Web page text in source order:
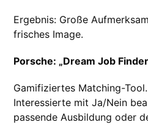
Ergebnis: Große
frisches Image.
Porsche: „Dream Job
Gamifiziertes Matching-
Interessierte mit Ja/Nein
passende Ausbildung oder